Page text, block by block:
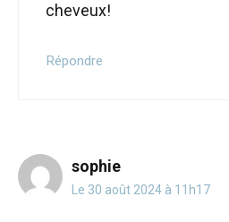
cheveux!
Répondre
sophie
Le 30 août 2024 à 11h17